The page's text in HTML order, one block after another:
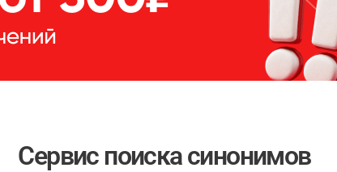
Сервис поиска синонимов